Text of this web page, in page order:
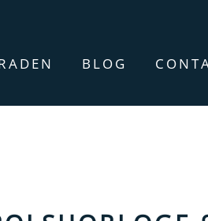
BLOG